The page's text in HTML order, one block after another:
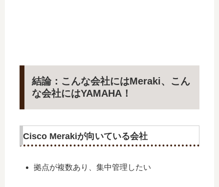
結論：こんな会社にはMeraki、こん
な会社にはYAMAHA！
Cisco Merakiが向いている会社
拠点が複数あり、集中管理したい